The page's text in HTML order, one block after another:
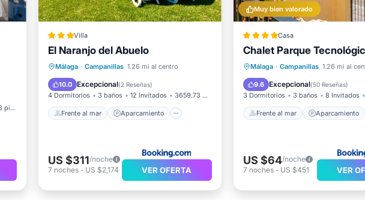
Villa
El Naranjo del Abuelo
Málaga · Campanillas 1.26 mi al centro
10.0 Excepcional(2 Reseñas)
4 Dormitorios 3 baños 12 Invitados 3659.73 pies²
Frente al mar Aparcamiento
Frente al mar
Aparcamiento
Piscina
Vista al mar
US $311/noche
7 noches- US $2,174 VER OFERTA
Muy bien valorado
Casa
Chalet Parque
Málaga · Campanillas 1.26 mi al
9.6 Excepcional(50 Reseñas)
3 Dormitorios 3 baños 8 Invitados
Frente al mar Aparcamiento
Frente al mar
Piscina
Vista al mar
US $64/noche
7 noches- US $451 VER